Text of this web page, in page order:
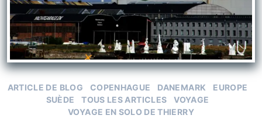
ARTICLE DE BLOG COPENHAGUE DANEMARK
EUROPE
SUÈDE
TOUS LES ARTICLES
VOYAGE
VOYAGE EN SOLO DE THIERRY